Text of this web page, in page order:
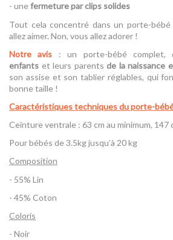
- unefermeture par clips solides
Tout cela concentré dans un porte-bébé
allez aimer. Non, vous allez adorer !
Notre avis : un porte-bébé complet,
enfants et leurs parents de la naissance
son assise et son tablier réglables, qui
bonne taille !
Caractéristiques techniques du porte-
Ceinture ventrale : 63 cm au minimum, 147
Pour bébés de 3.5kg jusqu’à 20 kg
Composition
- 55% Lin
- 45% Coton
Coloris
- Noir